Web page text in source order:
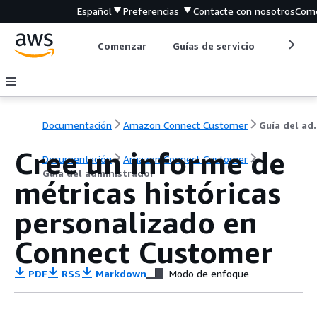
Español Preferencias Contacte con nosotros
Comenzar Guías de servicio
Documentación Amazon Connect Customer
Documentación
Amazon Connect Customer
Guía del administrador
Cree un informe de
métricas históricas
personalizado en
Connect Customer
PDF RSS Markdown Modo de enfoque